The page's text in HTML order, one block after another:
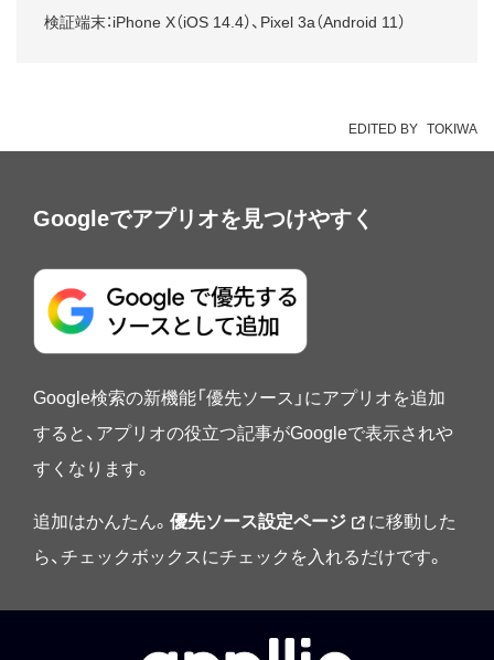
検証端末：iPhone X（iOS 14.4）、Pixel 3a（Android 11）
EDITED BY TOKIWA
Googleでアプリオを見つけやすく
Google検索の新機能「優先ソース」にアプリオを追加
すると、アプリオの役立つ記事がGoogleで表示されや
すくなります。
追加はかんたん。 優先ソース設定ページ
に移動した
ら、チェックボックスにチェックを入れるだけです。